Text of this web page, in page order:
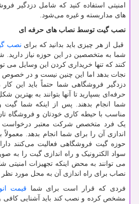
امنیتی استفاده کنید که شامل دزدگیر
های مداربسته و غیره می‌شود.
نصب گیت توسط نصاب های حرفه ای
قبل از هر چیزی باید بدانید که برای نصب
شما به متخصصین در این حوزه نیاز دارید.
کنند که تنها خریداری کردن این وسایل می
نجات بدهد اما این چنین نیست و در خصوص
دزدگیر فروشگاهی شما حتماً باید این
حرفه‌ای بسپارید تا آنها بتوانند به بهترین
شما انجام بدهند. پس از اینکه شما گیت
مناسب با حیطه کاری خودتان و فروشگاه
یک فرد متخصص شرکت معتبر درخواست
اندازی آن را برای شما انجام بدهد.
حوزه گیت فروشگاهی فعالیت می‌کنند
سواد الکترونیک و راه اندازی گیت را به
می توانند به محض اینکه تجهیزات امنیتی
نصاب برای راه اندازی آن به محل مورد نظر
فردی که قرار است برای شما قیمت
مشخص کرده و نصب کند باید آشنایی کافی و